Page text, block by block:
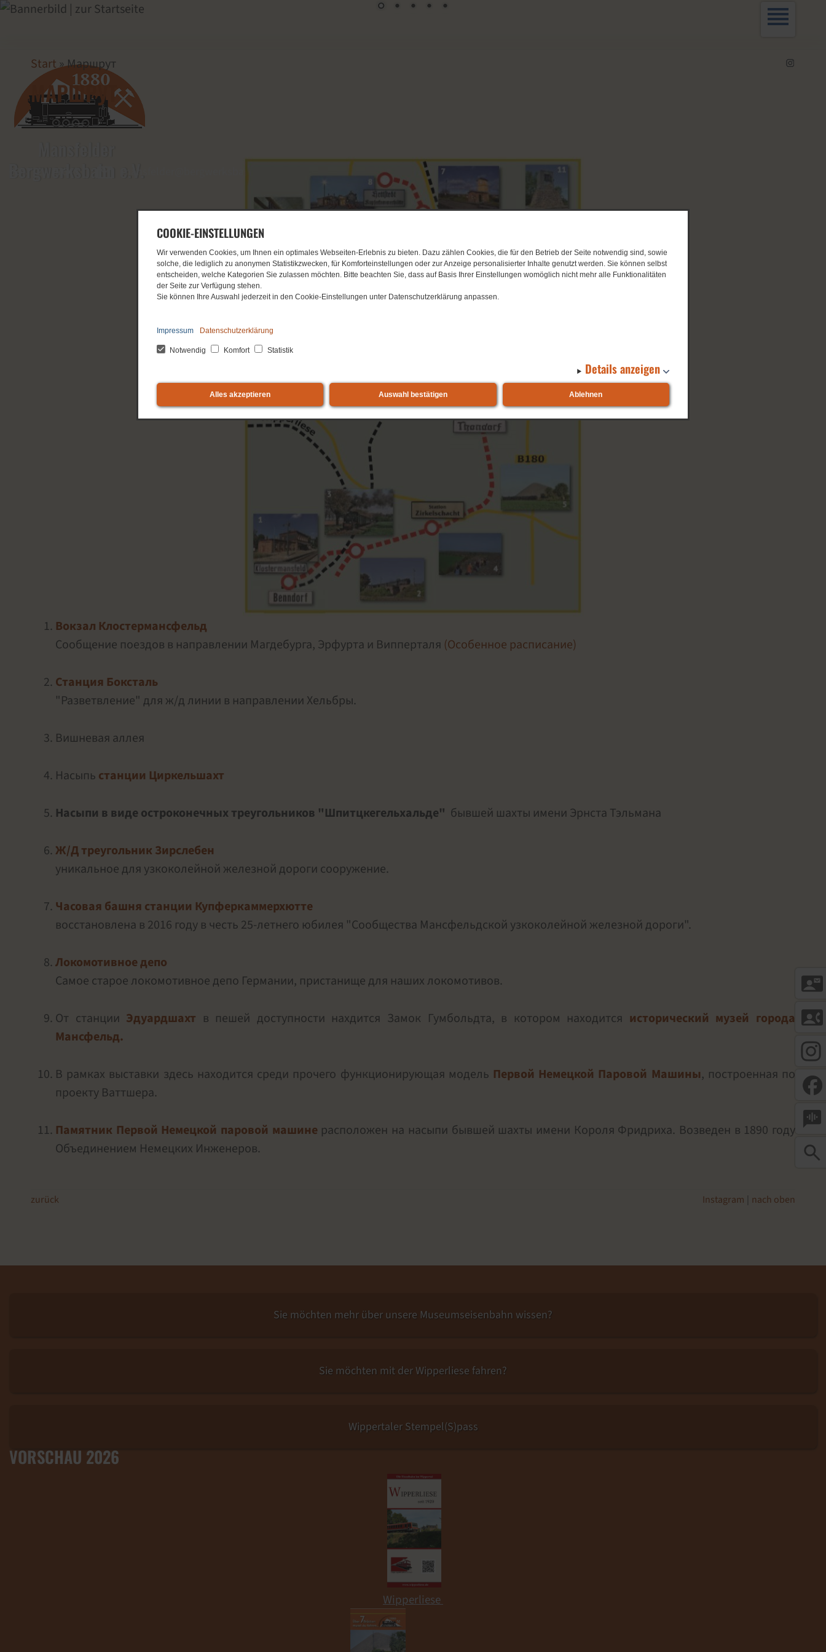
COOKIE-EINSTELLUNGEN
Wir verwenden Cookies, um Ihnen ein optimales Webseiten-Erlebnis zu bieten. Dazu zählen Cookies, die für den Betrieb der Seite notwendig sind, sowie
solche, die lediglich zu anonymen Statistikzwecken, für Komforteinstellungen oder zur Anzeige personalisierter Inhalte genutzt werden. Sie können selbst
entscheiden, welche Kategorien Sie zulassen möchten. Bitte beachten Sie, dass auf Basis Ihrer Einstellungen womöglich nicht mehr alle Funktionalitäten
der Seite zur Verfügung stehen.
Sie können Ihre Auswahl jederzeit in den Cookie-Einstellungen unter Datenschutzerklärung anpassen.
Impressum Datenschutzerklärung
Notwendig Komfort Statistik
Details anzeigen
Alles akzeptieren Auswahl bestätigen Ablehnen
Start Маршрут
МАРШРУТ
Вокзал Клостермансфельд
Сообщение поездов в направлении Магдебурга, Эрфурта и Випперталя (Особенное расписание)
Станция Боксталь
"Разветвление" для ж/д линии в направлении Хельбры.
Вишневая аллея
Насыпь станции Циркельшахт
Насыпи в виде остроконечных треугольников "Шпитцкегельхальде" бывшей шахты имени Эрнста Тэльмана
Ж/Д треугольник Зирслебен
уникальное для узкоколейной железной дороги сооружение.
Часовая башня станции Купферкаммерхютте
восстановлена в 2016 году в честь 25-летнего юбилея "Сообщества Мансфельдской узкоколейной железной дороги".
Локомотивное депо
Самое старое локомотивное депо Германии, пристанище для наших локомотивов.
От станции Эдуардшахт в пешей доступности нахдится Замок Гумбольдта, в котором находится исторический музей города
Мансфельд.
В рамках выставки здесь находится среди прочего функционирующая модель Первой Немецкой Паровой Машины, построенная по
проекту Ваттшера.
Памятник Первой Немецкой паровой машине расположен на насыпи бывшей шахты имени Короля Фридриха. Возведен в 1890 году
Объединением Немецких Инженеров.
zurück Instagram nach oben
contact_mail
contact_phone
voice_chat
search
Sie möchten mehr über unsere Museumseisenbahn wissen?
Sie möchten mit der Wipperliese fahren?
Wippertaler Stempel(S)pass
VORSCHAU 2026
Wipperliese